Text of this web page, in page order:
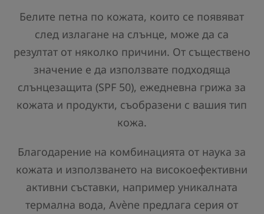
Белите петна по кожата, които се появяват
след излагане на слънце, може да са
резултат от няколко причини. От съществено
значение е да използвате подходяща
слънцезащита (SPF 50), ежедневна грижа за
кожата и продукти, съобразени с вашия тип
кожа.
Благодарение на комбинацията от наука за
кожата и използването на високоефективни
активни съставки, например уникалната
термална вода, Avène предлага серия от